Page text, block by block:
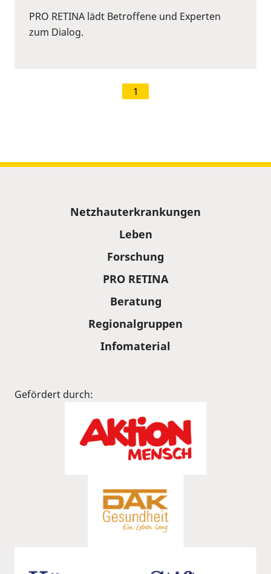
PRO RETINA lädt Betroffene und Experten
zum Dialog.
1
Netzhauterkrankungen
Leben
Forschung
PRO RETINA
Beratung
Regionalgruppen
Infomaterial
Gefördert durch: